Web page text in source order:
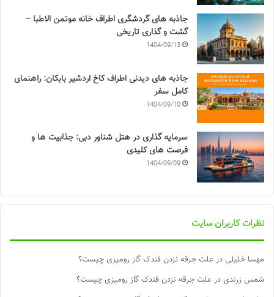
جاذبه های گردشگری اطراف خانه موتمن الاطبا –
گشت و گذاری تاریخی
1404/09/13
جاذبه های دیدنی اطراف کاخ اردشیر بابکان: راهنمای
کامل سفر
1404/09/10
سرمایه گذاری در هتل شناور دبی: جذابیت ها و
فرصت های کلیدی
1404/09/09
نظرات کاربران سایت
مهسا خلیلی در علت جرقه نزدن فندک گاز رومیزی چیست؟
شمس زرندی در علت جرقه نزدن فندک گاز رومیزی چیست؟